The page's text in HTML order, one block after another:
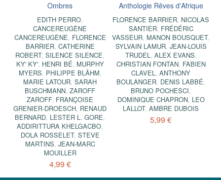
Ombres
EDITH PERRO,
CANCEREUGÈNE
CANCEREUGÈNE, FLORENCE
BARRIER, CATHERINE
ROBERT,SILENCE SILENCE,
KY' KY', HENRI BÉ, MURPHY
MYERS, PHILIPPE BLÄHM,
MARIE LATOUR,SARAH
BUSCHMANN,ZAROFF
ZAROFF, FRANÇOISE
GRENIER-DROESCH, RENAUD
BERNARD, LESTER L. GORE,
ADDIRITTURA KHELGACBO,
DOLA ROSSELET, STEVE
MARTINS, JEAN-MARC
MOUILLER
4,99 €
Anthologie Rêves d'Afrique
FLORENCE BARRIER, NICOLAS
SANTIER, FRÉDÉRIC
VASSEUR, MANON BOUSQUET,
SYLVAIN LAMUR, JEAN-LOUIS
TRUDEL, ALEX EVANS,
CHRISTIAN FONTAN, FABIEN
CLAVEL,ANTHONY
BOULANGER, DENIS LABBÉ,
BRUNO POCHESCI,
DOMINIQUE CHAPRON, LEO
LALLOT,AMBRE DUBOIS
5,99 €